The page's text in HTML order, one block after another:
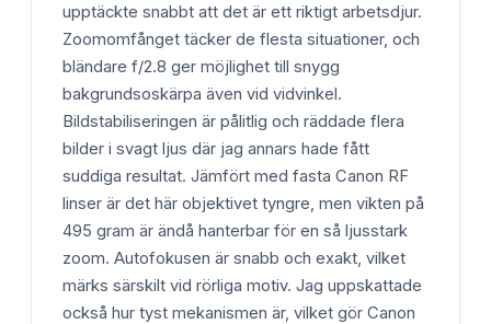
upptäckte snabbt att det är ett riktigt arbetsdjur.
Zoomomfånget täcker de flesta situationer, och
bländare f/2.8 ger möjlighet till snygg
bakgrundsoskärpa även vid vidvinkel.
Bildstabiliseringen är pålitlig och räddade flera
bilder i svagt ljus där jag annars hade fått
suddiga resultat. Jämfört med fasta Canon RF
linser är det här objektivet tyngre, men vikten på
495 gram är ändå hanterbar för en så ljusstark
zoom. Autofokusen är snabb och exakt, vilket
märks särskilt vid rörliga motiv. Jag uppskattade
också hur tyst mekanismen är, vilket gör Canon